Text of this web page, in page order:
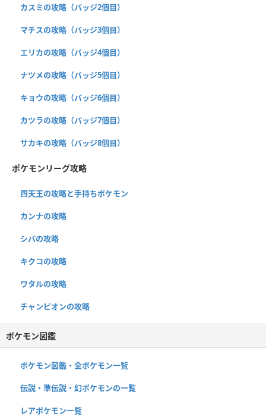
カスミの攻略（バッジ2個目）
マチスの攻略（バッジ3個目）
エリカの攻略（バッジ4個目）
ナツメの攻略（バッジ5個目）
キョウの攻略（バッジ6個目）
カツラの攻略（バッジ7個目）
サカキの攻略（バッジ8個目）
ポケモンリーグ攻略
四天王の攻略と手持ちポケモン
カンナの攻略
シバの攻略
キクコの攻略
ワタルの攻略
チャンピオンの攻略
ポケモン図鑑
ポケモン図鑑・全ポケモン一覧
伝説・準伝説・幻ポケモンの一覧
レアポケモン一覧